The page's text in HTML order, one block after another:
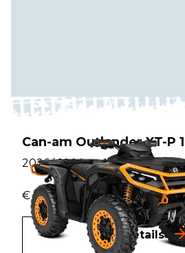
Can-am Outlander XT-P
2026 | 1000cc
€20.099,- incl. btw.
Details